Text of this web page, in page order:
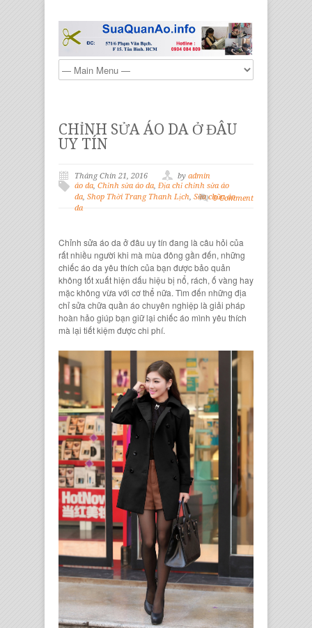
CHỈNH SỬA ÁO DA Ở ĐÂU
UY TÍN
Tháng Chín 21, 2016 by admin
áo da, Chỉnh sửa áo da, Địa chỉ chỉnh sửa áo
da, Shop Thời Trang Thanh Lịch, Sữa chữa áo
da
0 Comment
Chỉnh sửa áo da ở đâu uy tín đang là câu hỏi của
rất nhiều người khi mà mùa đông gần đến, những
chiếc áo dayêu thích của bạn được bảo quản
không tốt xuất hiện dấu hiệu bị nổ, rách, ố vàng hay
mặc không vừa với cơ thể nữa. Tìm đến những địa
chỉ sửa chữa quần áo chuyên nghiệplà giải pháp
hoàn hảo giúp bạn giữ lại chiếc áo mình yêu thích
mà lại tiết kiệm được chi phí.